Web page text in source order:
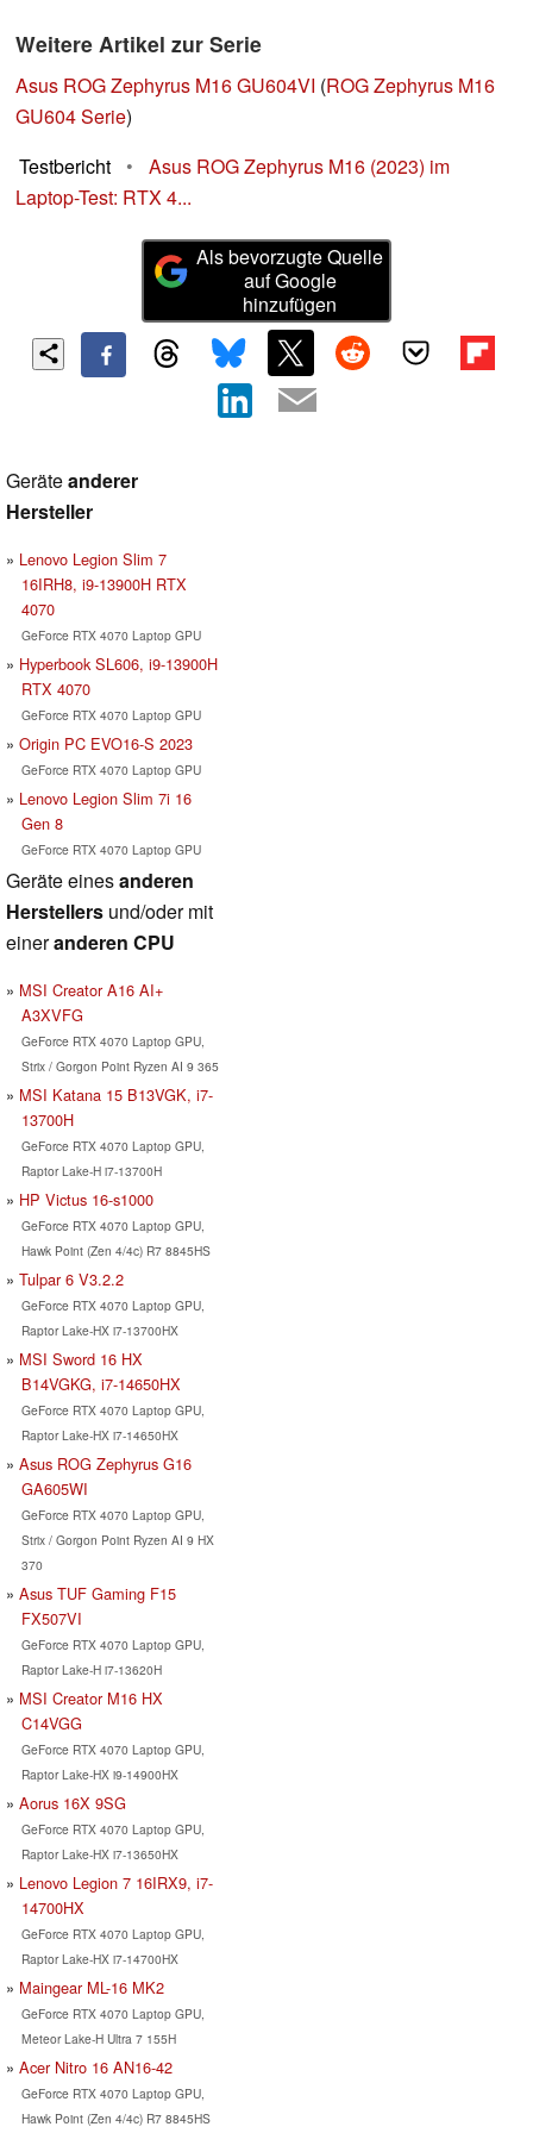
Weitere Artikel zur Serie
Asus ROG Zephyrus M16 GU604VI (ROG Zephyrus M16
GU604 Serie)
Testbericht
•
Asus ROG Zephyrus M16 (2023) im
Laptop-Test: RTX 4...
Als bevorzugte Quelle
auf Google
hinzufügen
Geräteanderer
Hersteller
Lenovo Legion Slim 7
16IRH8, i9-13900H RTX
4070
GeForce RTX 4070 Laptop GPU
Hyperbook SL606, i9-13900H
RTX 4070
GeForce RTX 4070 Laptop GPU
Origin PC EVO16-S 2023
GeForce RTX 4070 Laptop GPU
Lenovo Legion Slim 7i 16
Gen 8
GeForce RTX 4070 Laptop GPU
Geräte einesanderen
Herstellers und/oder mit
eineranderen CPU
MSI Creator A16 AI+
A3XVFG
GeForce RTX 4070 Laptop GPU,
Strix / Gorgon Point Ryzen AI 9 365
MSI Katana 15 B13VGK, i7-
13700H
GeForce RTX 4070 Laptop GPU,
Raptor Lake-H i7-13700H
HP Victus 16-s1000
GeForce RTX 4070 Laptop GPU,
Hawk Point (Zen 4/4c) R7 8845HS
Tulpar 6 V3.2.2
GeForce RTX 4070 Laptop GPU,
Raptor Lake-HX i7-13700HX
MSI Sword 16 HX
B14VGKG, i7-14650HX
GeForce RTX 4070 Laptop GPU,
Raptor Lake-HX i7-14650HX
Asus ROG Zephyrus G16
GA605WI
GeForce RTX 4070 Laptop GPU,
Strix / Gorgon Point Ryzen AI 9 HX
370
Asus TUF Gaming F15
FX507VI
GeForce RTX 4070 Laptop GPU,
Raptor Lake-H i7-13620H
MSI Creator M16 HX
C14VGG
GeForce RTX 4070 Laptop GPU,
Raptor Lake-HX i9-14900HX
Aorus 16X 9SG
GeForce RTX 4070 Laptop GPU,
Raptor Lake-HX i7-13650HX
Lenovo Legion 7 16IRX9, i7-
14700HX
GeForce RTX 4070 Laptop GPU,
Raptor Lake-HX i7-14700HX
Maingear ML-16 MK2
GeForce RTX 4070 Laptop GPU,
Meteor Lake-H Ultra 7 155H
Acer Nitro 16 AN16-42
GeForce RTX 4070 Laptop GPU,
Hawk Point (Zen 4/4c) R7 8845HS